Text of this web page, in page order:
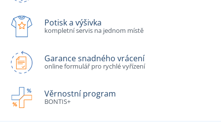
Potisk a výšivka
kompletní servis na jednom místě
Garance snadného vrácení
online formulář pro rychlé vyřízení
Věrnostní program
BONTIS+